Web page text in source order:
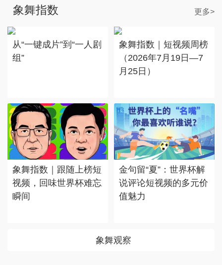
象舞指数 更多>
从“一键成片”到“一人剧
组”
象舞指数｜短视频周榜
（2026年7月19日—7
月25日）
象舞指数｜跟随上榜短
视频，回味世界杯难忘
瞬间
金句留“夏”：世界杯解
说评论短视频的多元价
值魅力
象舞观察